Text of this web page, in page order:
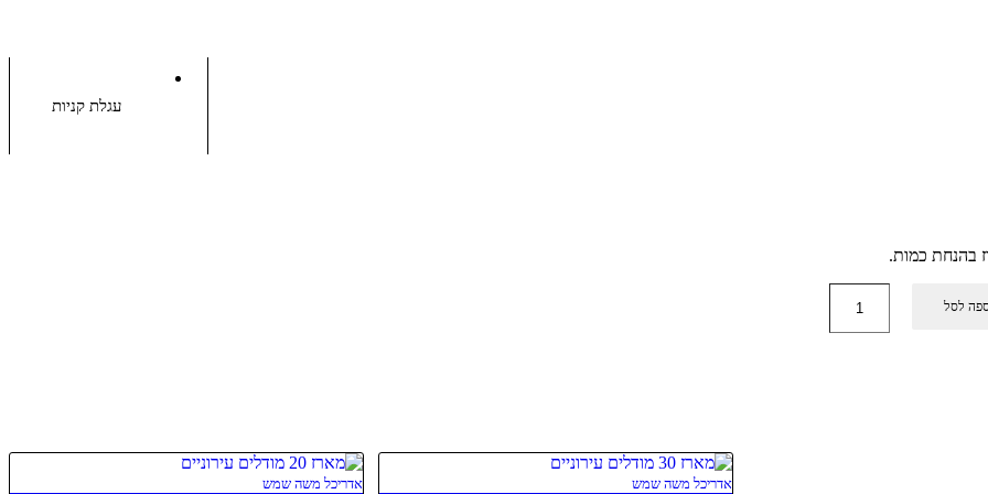
עגלת קניות
לסל
אדריכל משה שמש אדריכל משה שמש